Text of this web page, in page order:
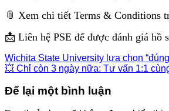
📎 Xem chi tiết Terms & Conditions
📩 Liên hệ PSE để được đánh giá hồ
Wichita State University lựa chọn
💥 Chỉ còn 3 ngày nữa: Tư vấn 1:1
Để lại một bình luận